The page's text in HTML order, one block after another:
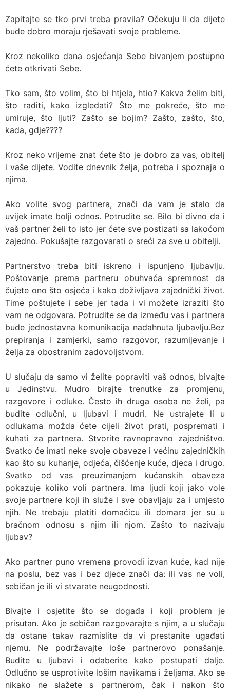
Zapitajte se tko prvi treba pravila? Očekuju li da dijete
bude dobro moraju rješavati svoje probleme.
Kroz nekoliko dana osjećanja Sebe bivanjem postupno
ćete otkrivati Sebe.
Tko sam, što volim, što bi htjela, htio? Kakva želim biti,
što raditi, kako izgledati? Što me pokreće, što me
umiruje, što ljuti? Zašto se bojim? Zašto, zašto, što,
kada, gdje????
Kroz neko vrijeme znat ćete što je dobro za vas, obitelj
i vaše dijete. Vodite dnevnik želja, potreba i spoznaja o
njima.
Ako volite svog partnera, znači da vam je stalo da
uvijek imate bolji odnos. Potrudite se. Bilo bi divno da i
vaš partner želi to isto jer ćete sve postizati sa lakoćom
zajedno. Pokušajte razgovarati o sreći za sve u obitelji.
Partnerstvo treba biti iskreno i ispunjeno ljubavlju.
Poštovanje prema partneru obuhvaća spremnost da
čujete ono što osjeća i kako doživljava zajednički život.
Time poštujete i sebe jer tada i vi možete izraziti što
vam ne odgovara. Potrudite se da između vas i partnera
bude jednostavna komunikacija nadahnuta ljubavlju.Bez
prepiranja i zamjerki, samo razgovor, razumijevanje i
želja za obostranim zadovoljstvom.
U slučaju da samo vi želite popraviti vaš odnos, bivajte
u Jedinstvu. Mudro birajte trenutke za promjenu,
razgovore i odluke. Često ih druga osoba ne želi, pa
budite odlučni, u ljubavi i mudri. Ne ustrajete li u
odlukama možda ćete cijeli život prati, pospremati i
kuhati za partnera. Stvorite ravnopravno zajedništvo.
Svatko će imati neke svoje obaveze i većinu zajedničkih
kao što su kuhanje, odjeća, čišćenje kuće, djeca i drugo.
Svatko od vas preuzimanjem kućanskih obaveza
pokazuje koliko voli partnera. Ima ljudi koji jako vole
svoje partnere koji ih služe i sve obavljaju za i umjesto
njih. Ne trebaju platiti domaćicu ili domara jer su u
bračnom odnosu s njim ili njom. Zašto to nazivaju
ljubav?
Ako partner puno vremena provodi izvan kuće, kad nije
na poslu, bez vas i bez djece znači da: ili vas ne voli,
sebičan je ili vi stvarate neugodnosti.
Bivajte i osjetite što se događa i koji problem je
prisutan. Ako je sebičan razgovarajte s njim, a u slučaju
da ostane takav razmislite da vi prestanite ugađati
njemu. Ne podržavajte loše partnerovo ponašanje.
Budite u ljubavi i odaberite kako postupati dalje.
Odlučno se usprotivite lošim navikama i željama. Ako se
nikako ne slažete s partnerom, čak i nakon što